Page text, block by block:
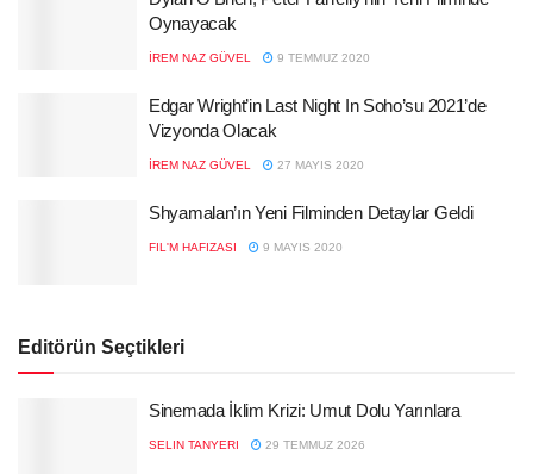
Oynayacak
İREM NAZ GÜVEL 9 TEMMUZ 2020
Edgar Wright’in Last Night In Soho’su 2021’de
Vizyonda Olacak
İREM NAZ GÜVEL 27 MAYIS 2020
Shyamalan’ın Yeni Filminden Detaylar Geldi
FIL'M HAFIZASI 9 MAYIS 2020
Editörün Seçtikleri
Sinemada İklim Krizi: Umut Dolu Yarınlara
SELIN TANYERI 29 TEMMUZ 2026